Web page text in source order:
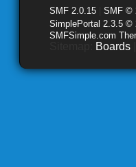
SMF 2.0.15 SMF ©
SimplePortal 2.3.5 ©
SMFSimple.com
Boards